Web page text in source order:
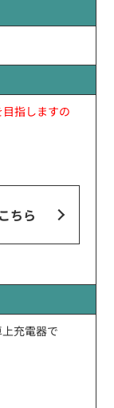
指しますの
ちら
充電器で